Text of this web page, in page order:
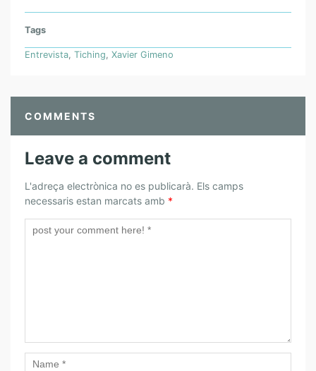
Tags
Entrevista, Tiching, Xavier Gimeno
COMMENTS
Leave a comment
L'adreça electrònica no es publicarà. Els camps
necessaris estan marcats amb *